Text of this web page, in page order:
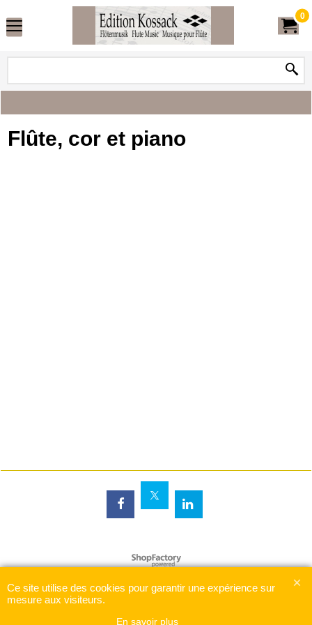
0
Flûte, cor et piano
Boutique en ligne créés
avec le logiciel
Ce site utilise des cookies pour garantir une expérience sur
mesure aux visiteurs.
En savoir plus